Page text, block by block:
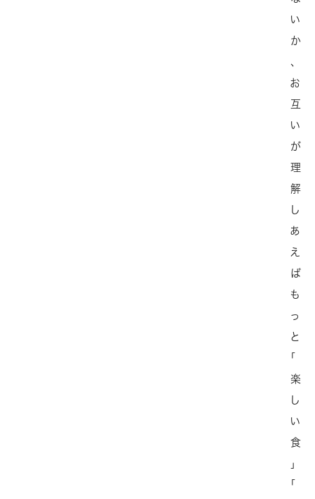
い
か
、
お
互
い
が
理
解
し
あ
え
ば
も
っ
と
「
楽
し
い
食
」
「